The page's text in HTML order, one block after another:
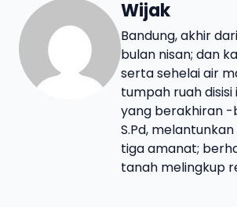
Wijak
Bandung, akhir
bulan nisan; dan
serta sehelai air
tumpah ruah disisi
yang berakhiran
S.Pd,
tiga amanat;
tanah melingkup